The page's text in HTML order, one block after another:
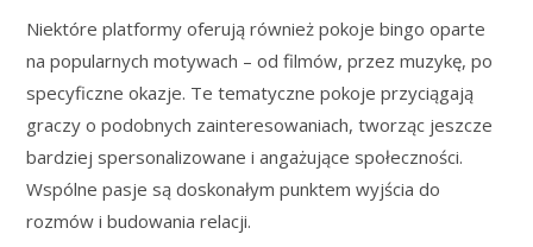
Niektóre platformy oferują również pokoje bingo oparte
na popularnych motywach – od filmów, przez muzykę, po
specyficzne okazje. Te tematyczne pokoje przyciągają
graczy o podobnych zainteresowaniach, tworząc jeszcze
bardziej spersonalizowane i angażujące społeczności.
Wspólne pasje są doskonałym punktem wyjścia do
rozmów i budowania relacji.